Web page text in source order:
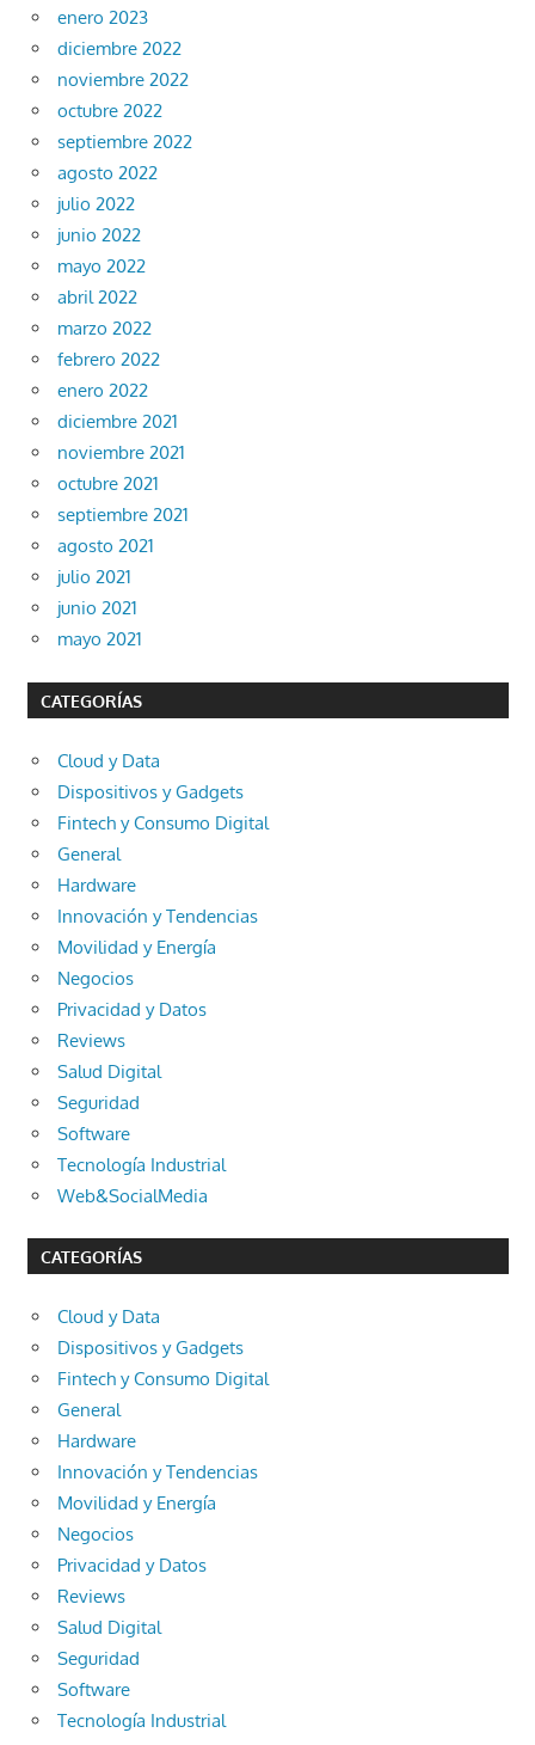
enero 2023
diciembre 2022
noviembre 2022
octubre 2022
septiembre 2022
agosto 2022
julio 2022
junio 2022
mayo 2022
abril 2022
marzo 2022
febrero 2022
enero 2022
diciembre 2021
noviembre 2021
octubre 2021
septiembre 2021
agosto 2021
julio 2021
junio 2021
mayo 2021
CATEGORÍAS
Cloud y Data
Dispositivos y Gadgets
Fintech y Consumo Digital
General
Hardware
Innovación y Tendencias
Movilidad y Energía
Negocios
Privacidad y Datos
Reviews
Salud Digital
Seguridad
Software
Tecnología Industrial
Web&SocialMedia
CATEGORÍAS
Cloud y Data
Dispositivos y Gadgets
Fintech y Consumo Digital
General
Hardware
Innovación y Tendencias
Movilidad y Energía
Negocios
Privacidad y Datos
Reviews
Salud Digital
Seguridad
Software
Tecnología Industrial